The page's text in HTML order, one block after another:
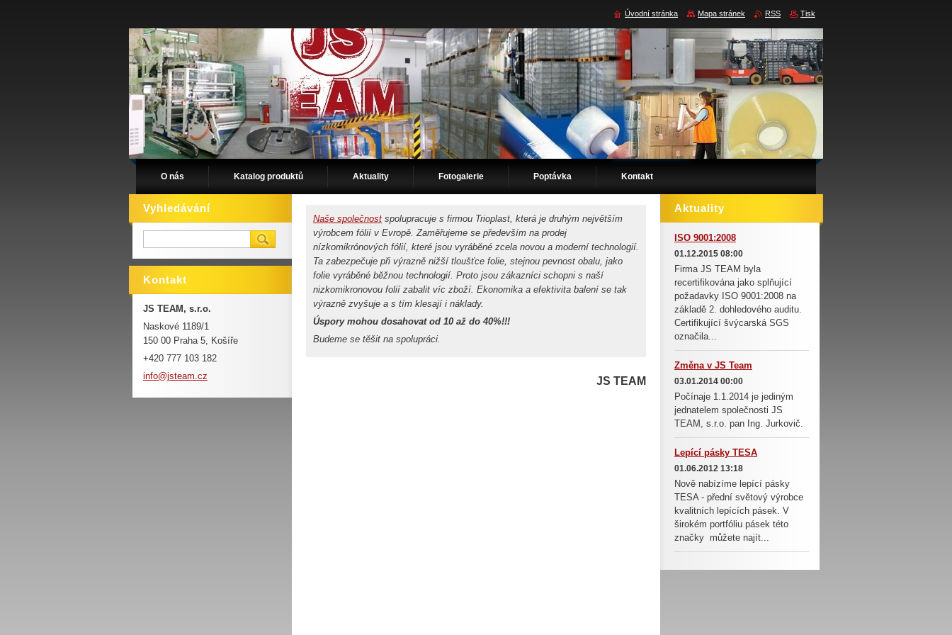
O nás Katalog produktů Aktuality Fotogalerie Poptávka Kontakt
Naše společnost spolupracuje s firmou Trioplast, která je druhým největším
výrobcem fólií v Evropě. Zaměřujeme se především na prodej
nízkomikrónových fólií, které jsou vyráběné zcela novou a moderní technologií.
Ta zabezpečuje při výrazně nižší tloušťce folie, stejnou pevnost obalu, jako
folie vyráběné běžnou technologií. Proto jsou zákazníci schopni s naší
nizkomikronovou folií zabalit víc zboží. Ekonomika a efektivita balení se tak
výrazně zvyšuje a s tím klesají i náklady.
Úspory mohou dosahovat od 10 až do 40%!!!
Budeme se těšit na spolupráci.
JS TEAM
Vyhledávání
Kontakt
JS TEAM, s.r.o.
Naskové 1189/1
150 00 Praha 5, Košíře
+420 777 103 182
info@jsteam.cz
Aktuality
ISO 9001:2008
01.12.2015 08:00
Firma JS TEAM byla
recertifikována jako splňující
požadavky ISO 9001:2008 na
základě 2. dohledového auditu.
Certifikující švýcarská SGS
označila...
Změna v JS Team
03.01.2014 00:00
Počínaje 1.1.2014 je jediným
jednatelem společnosti JS
TEAM, s.r.o. pan Ing. Jurkovič.
Lepící pásky TESA
01.06.2012 13:18
Nově nabízíme lepící pásky
TESA - přední světový výrobce
kvalitních lepících pásek. V
širokém portfóliu pásek této
značky můžete najít...
Úvodní stránka Mapa stránek RSS Tisk